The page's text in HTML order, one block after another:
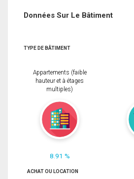
Données Sur Le Bâtiment
TYPE DE BÂTIMENT
Appartements (faible
hauteur et à étages
multiples)
8.91 %
ACHAT OU LOCATION